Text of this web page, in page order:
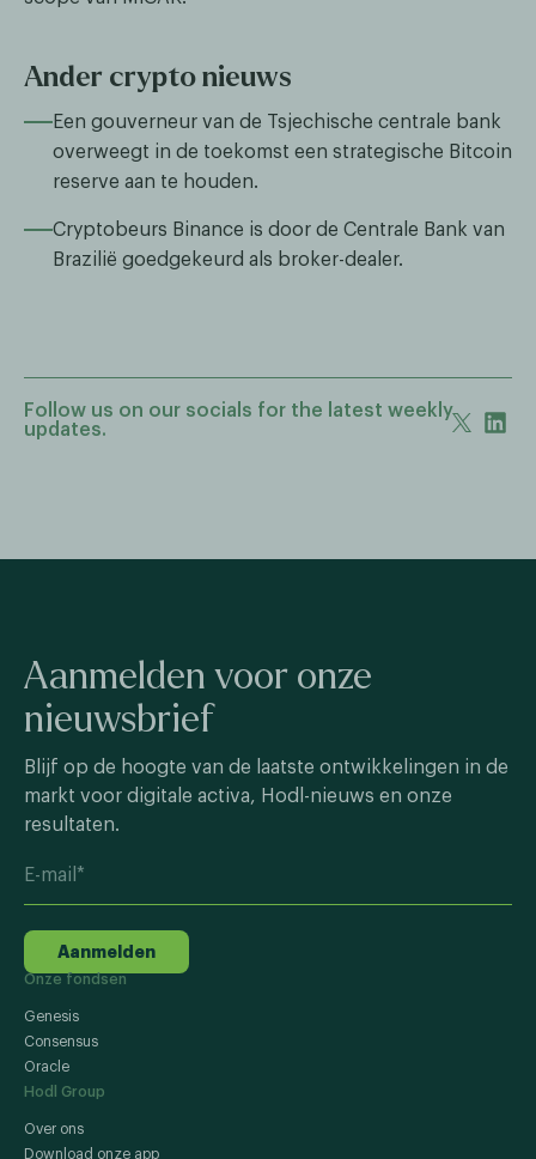
Ander crypto nieuws
Een gouverneur van de Tsjechische centrale bank
overweegt in de toekomst een strategische Bitcoin
reserve aan te houden.
Cryptobeurs Binance is door de Centrale Bank van
Brazilië goedgekeurd als broker-dealer.
Follow us on our socials for the latest weekly
updates.
Aanmelden voor onze
nieuwsbrief
Blijf op de hoogte van de laatste ontwikkelingen in de
markt voor digitale activa, Hodl-nieuws en onze
resultaten.
Aanmelden
Onze fondsen
Genesis
Consensus
Oracle
Hodl Group
Over ons
Download onze app